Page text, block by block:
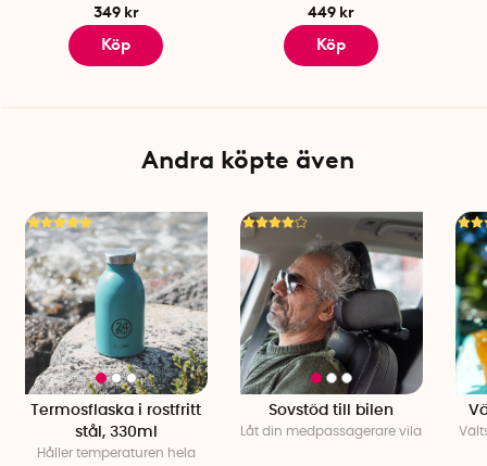
349 kr
Köp
449 kr
Köp
Andra köpte även
Termosflaska i rostfritt
stål, 330ml
Håller temperaturen hela
Sovstöd till bilen
Låt din medpassagerare vila